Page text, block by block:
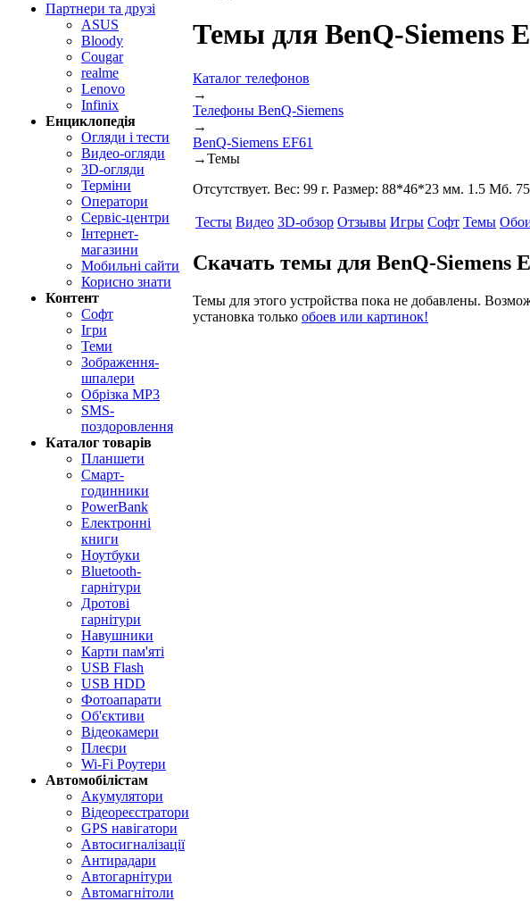
Партнери та друзі
ASUS
Bloody
Cougar
realme
Lenovo
Infinix
Енциклопедія
Огляди і тести
Видео-огляди
3D-огляди
Терміни
Оператори
Сервіс-центри
Інтернет-
магазини
Мобильні сайти
Корисно знати
Контент
Софт
Ігри
Теми
Зображення-
шпалери
Обрізка MP3
SMS-
поздоровлення
Каталог товарів
Планшети
Смарт-
годинники
PowerBank
Електронні
книги
Ноутбуки
Bluetooth-
гарнітури
Дротові
гарнітури
Навушники
Карти пам'яті
USB Flash
USB HDD
Фотоапарати
Об'єктиви
Відеокамери
Плеєри
Wi-Fi Роутери
Автомобілістам
Акумулятори
Відеореєстратори
GPS навігатори
Автосигналізації
Антирадари
Автогарнітури
Автомагнітоли
Темы для BenQ-Siemens
Каталог телефонов
→
Телефоны BenQ-Siemens
→
BenQ-Siemens EF61
→Темы
Отсутствует. Вес: 99 г. Размер: 88*46*23 мм. 1.5 Мб.
Тесты Видео 3D-обзор Отзывы Игры Софт Темы
Скачать темы для BenQ-Siemens
Темы для этого устройства пока не добавлены.
установка только обоев или картинок!